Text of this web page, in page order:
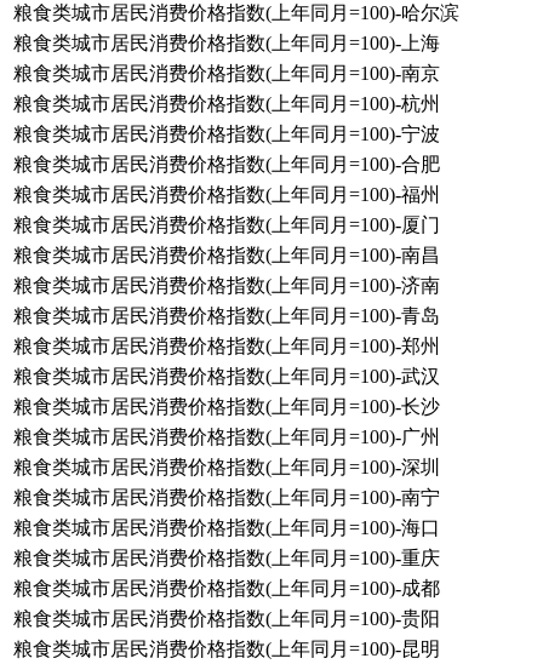
粮食类城市居民消费价格指数(上年同月=100)-哈尔滨
粮食类城市居民消费价格指数(上年同月=100)-上海
粮食类城市居民消费价格指数(上年同月=100)-南京
粮食类城市居民消费价格指数(上年同月=100)-杭州
粮食类城市居民消费价格指数(上年同月=100)-宁波
粮食类城市居民消费价格指数(上年同月=100)-合肥
粮食类城市居民消费价格指数(上年同月=100)-福州
粮食类城市居民消费价格指数(上年同月=100)-厦门
粮食类城市居民消费价格指数(上年同月=100)-南昌
粮食类城市居民消费价格指数(上年同月=100)-济南
粮食类城市居民消费价格指数(上年同月=100)-青岛
粮食类城市居民消费价格指数(上年同月=100)-郑州
粮食类城市居民消费价格指数(上年同月=100)-武汉
粮食类城市居民消费价格指数(上年同月=100)-长沙
粮食类城市居民消费价格指数(上年同月=100)-广州
粮食类城市居民消费价格指数(上年同月=100)-深圳
粮食类城市居民消费价格指数(上年同月=100)-南宁
粮食类城市居民消费价格指数(上年同月=100)-海口
粮食类城市居民消费价格指数(上年同月=100)-重庆
粮食类城市居民消费价格指数(上年同月=100)-成都
粮食类城市居民消费价格指数(上年同月=100)-贵阳
粮食类城市居民消费价格指数(上年同月=100)-昆明